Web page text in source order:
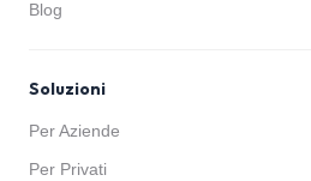
Blog
Soluzioni
Per Aziende
Per Privati